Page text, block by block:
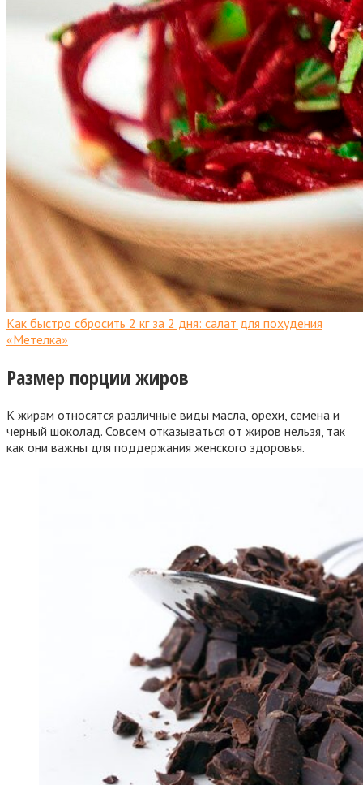
Как быстро сбросить 2 кг за 2 дня: салат для похудения
«Метелка»
Размер порции жиров
К жирам относятся различные виды масла, орехи, семена и
черный шоколад. Совсем отказываться от жиров нельзя, так
как они важны для поддержания женского здоровья.